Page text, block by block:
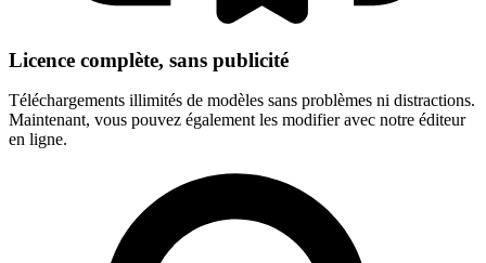
Licence complète, sans publicité
Téléchargements illimités de modèles sans problèmes ni distractions.
Maintenant, vous pouvez également les modifier avec notre éditeur
en ligne.